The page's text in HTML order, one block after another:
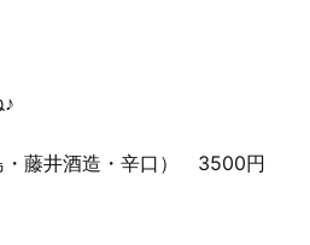
・藤井酒造・辛口） 3500円